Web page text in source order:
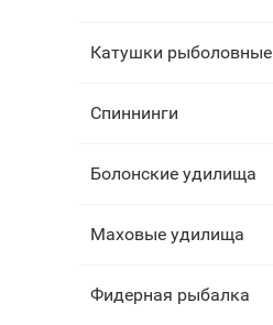
Катушки рыболовные
Спиннинги
Болонские удилища
Маховые удилища
Фидерная рыбалка